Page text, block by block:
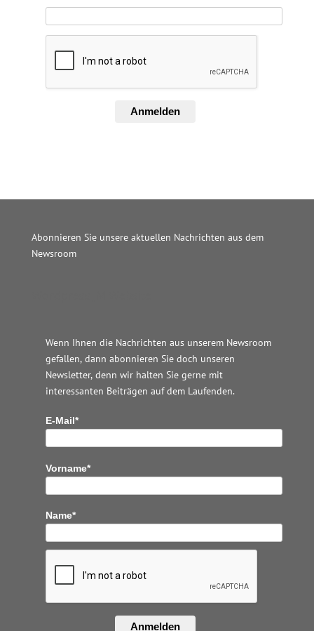
Anmelden
Abonnieren Sie unsere aktuellen Nachrichten aus dem
Newsroom
Wenn Ihnen die Nachrichten aus unserem Newsroom
gefallen, dann abonnieren Sie doch unseren
Newsletter, denn wir halten Sie gerne mit
interessanten Beiträgen auf dem Laufenden.
E-Mail*
Vorname*
Name*
Anmelden